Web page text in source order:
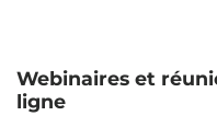
Webinaires et
ligne